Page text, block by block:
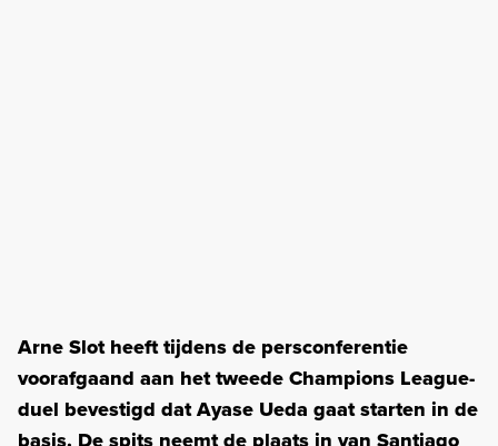
Arne Slot heeft tijdens de persconferentie
voorafgaand aan het tweede Champions League-
duel bevestigd dat Ayase Ueda gaat starten in de